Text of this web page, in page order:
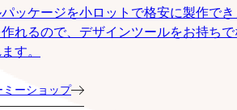
ッケージを小ロットで格安に製作で
れるので、デザインツールをお持ち
す。
ミーショップ